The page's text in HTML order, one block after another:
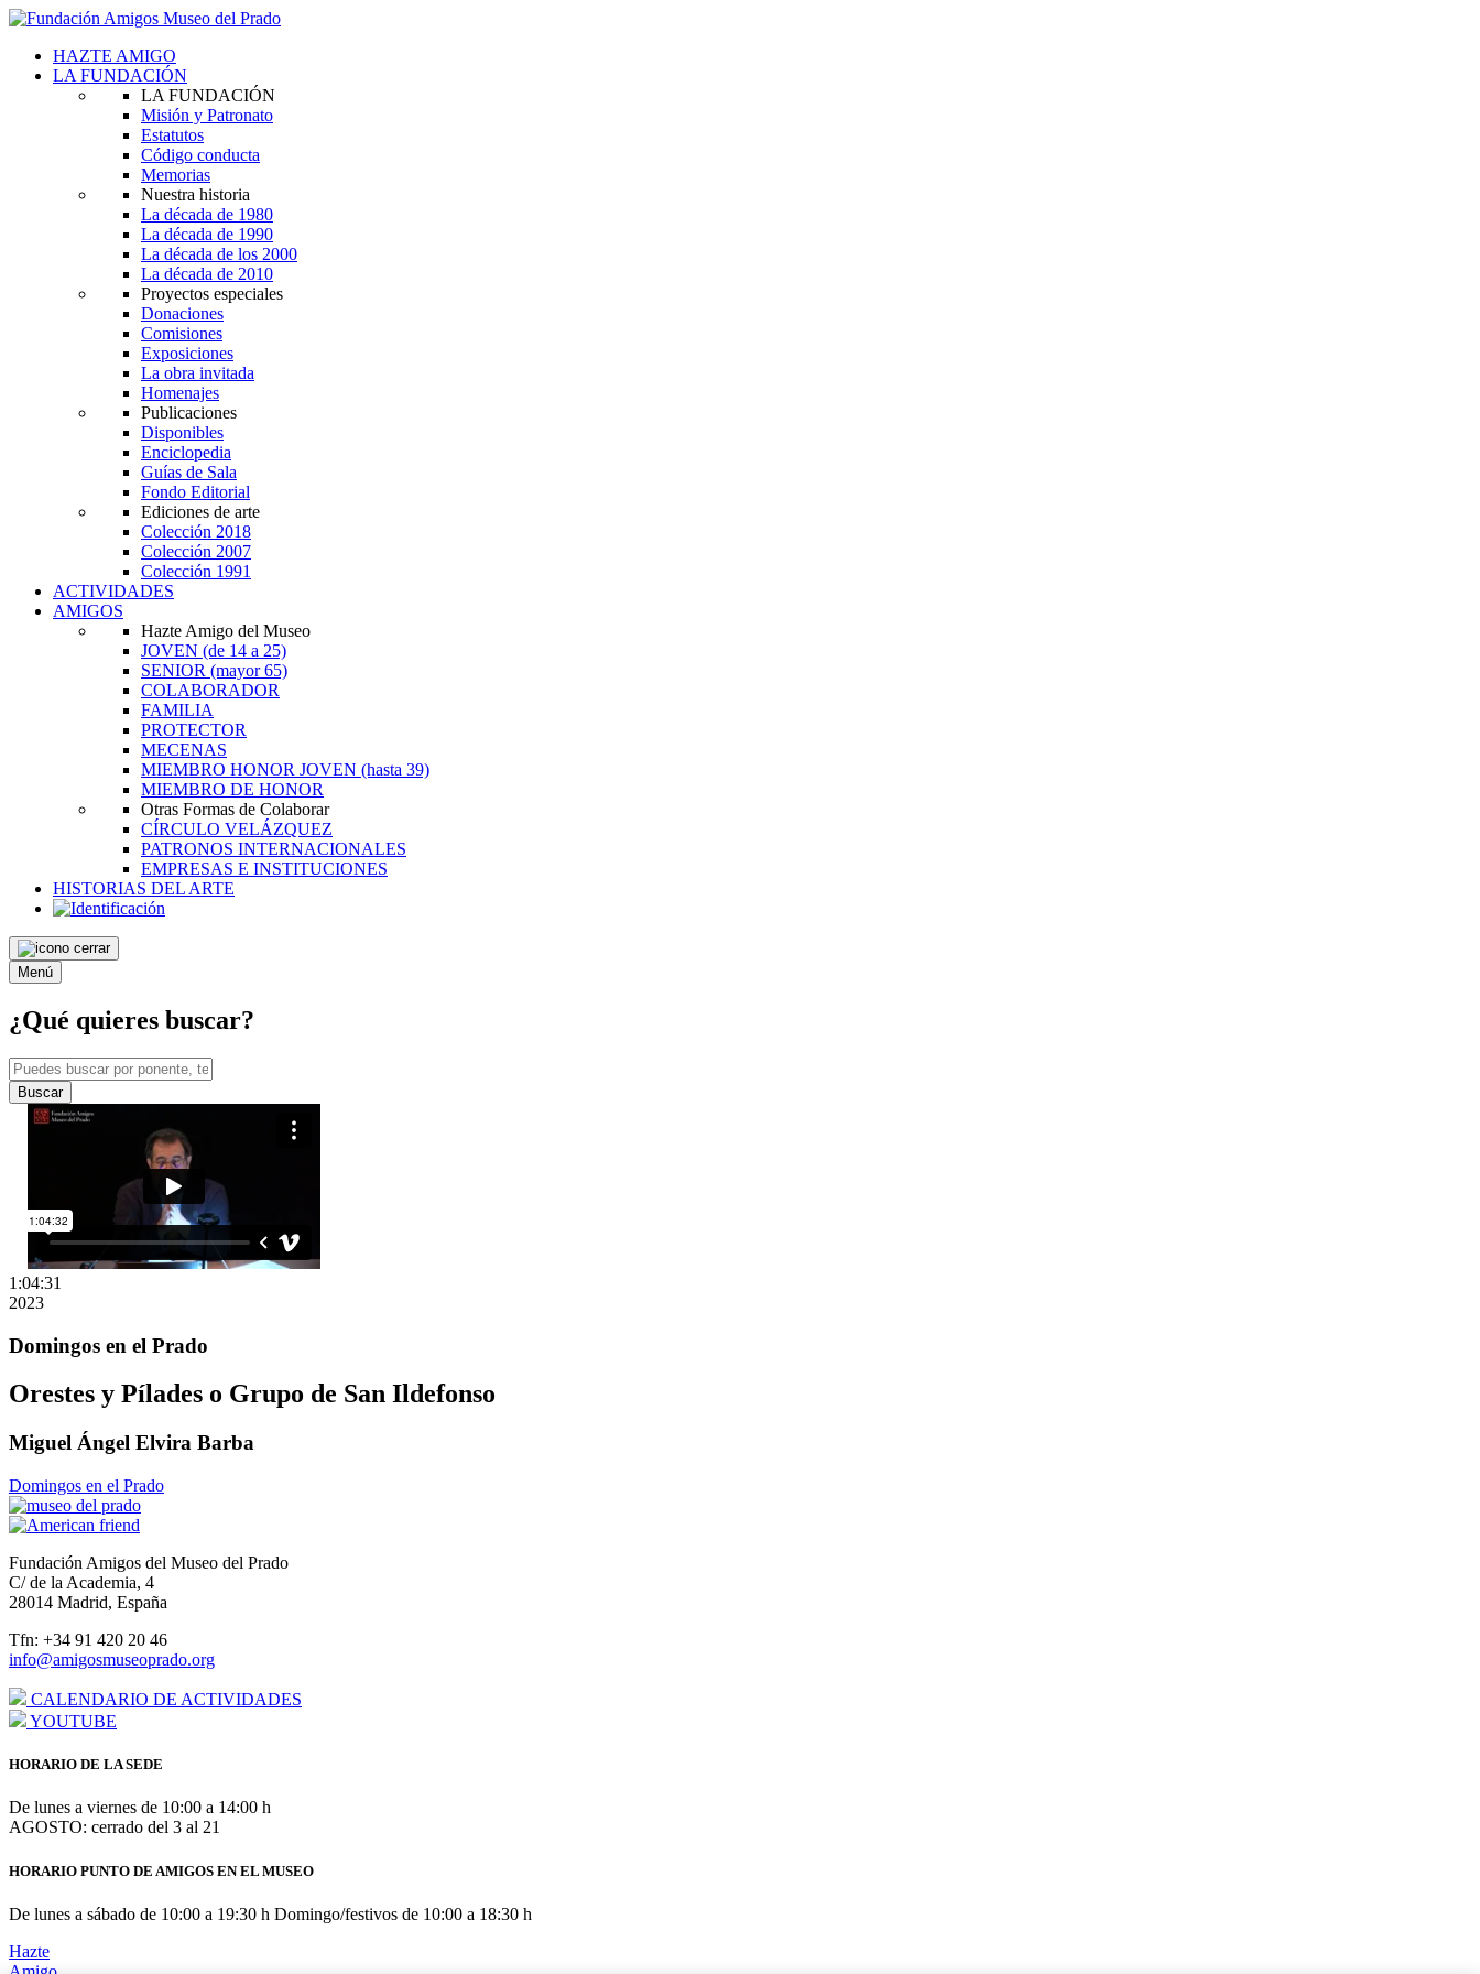
HAZTE AMIGO
LA FUNDACIÓN
LA FUNDACIÓN
Misión y Patronato
Estatutos
Código conducta
Memorias
Nuestra historia
La década de 1980
La década de 1990
La década de los 2000
La década de 2010
Proyectos especiales
Donaciones
Comisiones
Exposiciones
La obra invitada
Homenajes
Publicaciones
Disponibles
Enciclopedia
Guías de Sala
Fondo Editorial
Ediciones de arte
Colección 2018
Colección 2007
Colección 1991
ACTIVIDADES
AMIGOS
Hazte Amigo del Museo
JOVEN (de 14 a 25)
SENIOR (mayor 65)
COLABORADOR
FAMILIA
PROTECTOR
MECENAS
MIEMBRO HONOR JOVEN (hasta 39)
MIEMBRO DE HONOR
Otras Formas de Colaborar
CÍRCULO VELÁZQUEZ
PATRONOS INTERNACIONALES
EMPRESAS E INSTITUCIONES
HISTORIAS DEL ARTE
Menú
¿Qué quieres buscar?
Buscar
1:04:31
2023
Domingos en el Prado
Orestes y Pílades o Grupo de San Ildefonso
Miguel Ángel Elvira Barba
Domingos en el Prado
Fundación Amigos del Museo del Prado
C/ de la Academia, 4
28014 Madrid, España
Tfn: +34 91 420 20 46
info@amigosmuseoprado.org
CALENDARIO DE ACTIVIDADES
YOUTUBE
HORARIO DE LA SEDE
De lunes a viernes de 10:00 a 14:00 h
AGOSTO: cerrado del 3 al 21
HORARIO PUNTO DE AMIGOS EN EL MUSEO
De lunes a sábado de 10:00 a 19:30 h Domingo/festivos de 10:00 a 18:30 h
Hazte